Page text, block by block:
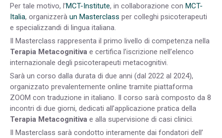
Per tale motivo, l’MCT-Institute, in collaborazione con MCT-
Italia, organizzerà un Masterclass per colleghi psicoterapeuti
e specializzandi di lingua italiana.
Il Masterclass rappresenta il primo livello di competenza nella
Terapia Metacognitiva e certifica l’iscrizione nell’elenco
internazionale degli psicoterapeuti metacognitivi.
Sarà un corso dalla durata di due anni (dal 2022 al 2024),
organizzato prevalentemente online tramite piattaforma
ZOOM con traduzione in italiano. Il corso sarà composto da 8
incontri di due giorni, dedicati all’applicazione pratica della
Terapia Metacognitiva e alla supervisione di casi clinici.
Il Masterclass sarà condotto interamente dai fondatori dell’